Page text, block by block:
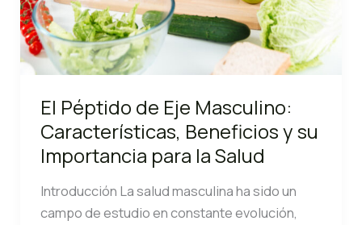
El Péptido de Eje Masculino:
Características, Beneficios y su
Importancia para la Salud
Introducción La salud masculina ha sido un
campo de estudio en constante evolución,